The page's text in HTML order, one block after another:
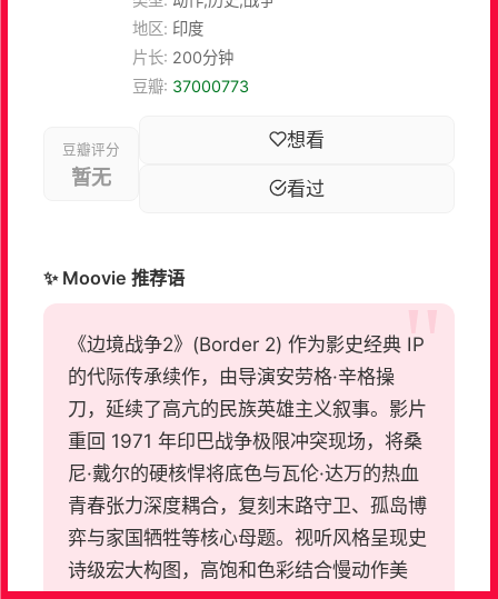
地区: 印度
片长: 200分钟
豆瓣: 37000773
豆瓣评分
暂无
想看
看过
✨ Moovie 推荐语
《边境战争2》(Border 2) 作为影史经典 IP
的代际传承续作，由导演安劳格·辛格操
刀，延续了高亢的民族英雄主义叙事。影片
重回 1971 年印巴战争极限冲突现场，将桑
尼·戴尔的硬核悍将底色与瓦伦·达万的热血
青春张力深度耦合，复刻末路守卫、孤岛博
弈与家国牺牲等核心母题。视听风格呈现史
诗级宏大构图，高饱和色彩结合慢动作美